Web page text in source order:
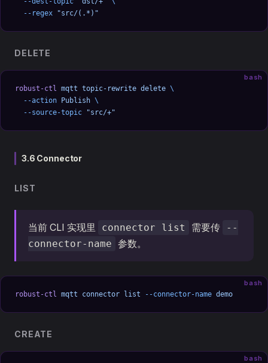
  --regex
"src/(.*)"
DELETE
bash
robust-ctl mqtt topic-rewrite delete \
  --action
Publish \
  --source-topic
"src/+"
3.6 Connector
LIST
当前 CLI 实现里 connector list 需要传
--
connector-name 参数。
bash
robust-ctl mqtt connector list --connector-name demo
CREATE
bash